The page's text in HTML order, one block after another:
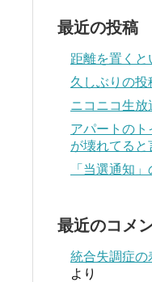
最近の投稿
距離を置くと
久しぶりの投
ニコニコ生
アパートの
が壊れてると
「当選通知
最近のコメ
統合失調症の
より